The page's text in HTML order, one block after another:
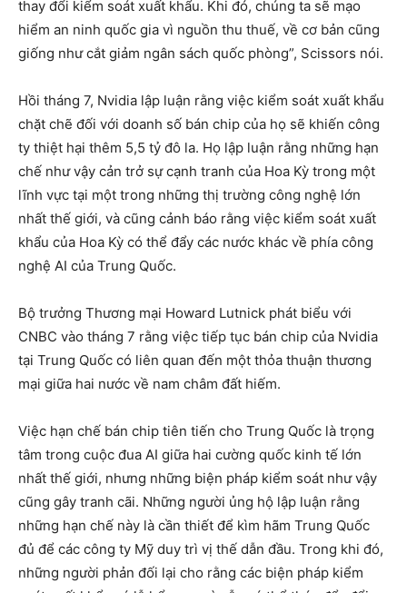
thay đổi kiểm soát xuất khẩu. Khi đó, chúng ta sẽ mạo
hiểm an ninh quốc gia vì nguồn thu thuế, về cơ bản cũng
giống như cắt giảm ngân sách quốc phòng”, Scissors nói.
Hồi tháng 7, Nvidia lập luận rằng việc kiểm soát xuất khẩu
chặt chẽ đối với doanh số bán chip của họ sẽ khiến công
ty thiệt hại thêm 5,5 tỷ đô la. Họ lập luận rằng những hạn
chế như vậy cản trở sự cạnh tranh của Hoa Kỳ trong một
lĩnh vực tại một trong những thị trường công nghệ lớn
nhất thế giới, và cũng cảnh báo rằng việc kiểm soát xuất
khẩu của Hoa Kỳ có thể đẩy các nước khác về phía công
nghệ AI của Trung Quốc.
Bộ trưởng Thương mại Howard Lutnick phát biểu với
CNBC vào tháng 7 rằng việc tiếp tục bán chip của Nvidia
tại Trung Quốc có liên quan đến một thỏa thuận thương
mại giữa hai nước về nam châm đất hiếm.
Việc hạn chế bán chip tiên tiến cho Trung Quốc là trọng
tâm trong cuộc đua AI giữa hai cường quốc kinh tế lớn
nhất thế giới, nhưng những biện pháp kiểm soát như vậy
cũng gây tranh cãi. Những người ủng hộ lập luận rằng
những hạn chế này là cần thiết để kìm hãm Trung Quốc
đủ để các công ty Mỹ duy trì vị thế dẫn đầu. Trong khi đó,
những người phản đối lại cho rằng các biện pháp kiểm